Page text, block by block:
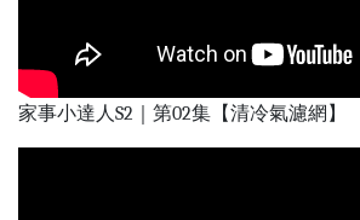
家事小達人S2｜第02集【清冷氣濾網】